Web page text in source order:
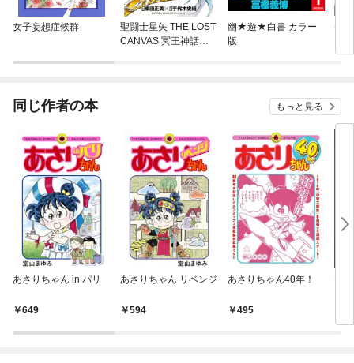
女子妄想症候群
聖闘士星矢 THE LOST
CANVAS 冥王神話外
幽★遊★白書 カラー
版
美
同じ作者の本 もっと見る
あさりちゃん in パリ
649
あさりちゃん リベンジ
594
あさりちゃん40年！
495